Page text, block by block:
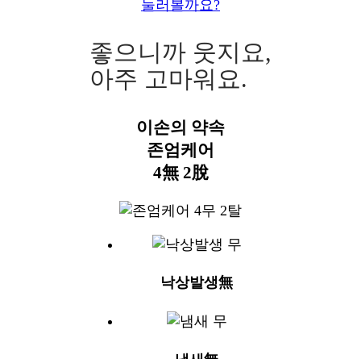
둘러볼까요?
좋으니까 웃지요,
아주 고마워요.
이손의 약속
존엄케어
4無 2脫
낙상발생無